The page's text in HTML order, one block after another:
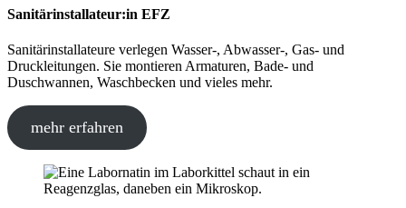
Sanitärinstallateur:in EFZ
Sanitärinstallateure verlegen Wasser-, Abwasser-, Gas- und
Druckleitungen. Sie montieren Armaturen, Bade- und
Duschwannen, Waschbecken und vieles mehr.
mehr erfahren